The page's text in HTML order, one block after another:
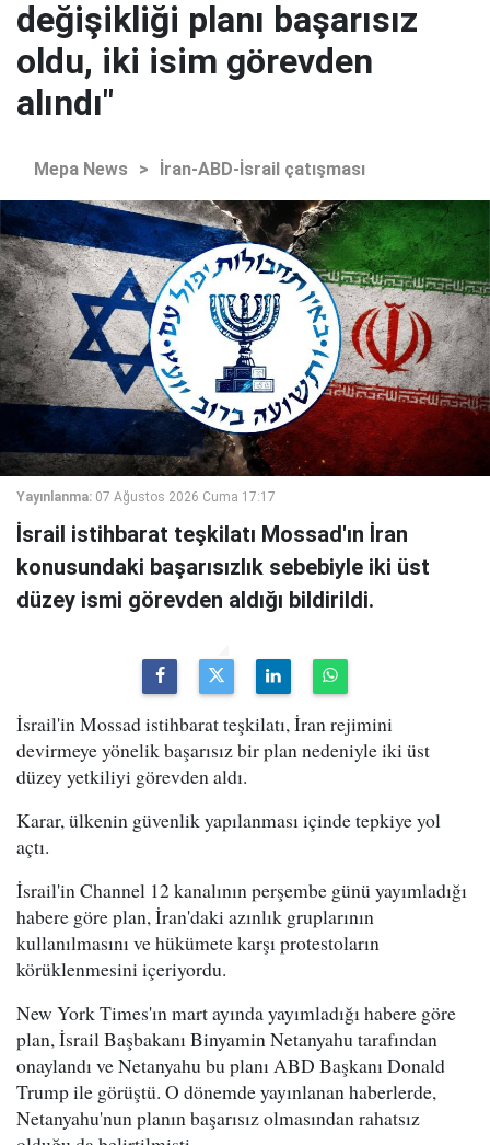
değişikliği planı başarısız
oldu, iki isim görevden
alındı"
Mepa News > İran-ABD-İsrail çatışması
Yayınlanma: 07 Ağustos 2026 Cuma 17:17
İsrail istihbarat teşkilatı Mossad'ın İran
konusundaki başarısızlık sebebiyle iki üst
düzey ismi görevden aldığı bildirildi.
İsrail'in Mossad istihbarat teşkilatı, İran rejimini
devirmeye yönelik başarısız bir plan nedeniyle iki üst
düzey yetkiliyi görevden aldı.
Karar, ülkenin güvenlik yapılanması içinde tepkiye yol
açtı.
İsrail'in Channel 12 kanalının perşembe günü yayımladığı
habere göre plan, İran'daki azınlık gruplarının
kullanılmasını ve hükümete karşı protestoların
körüklenmesini içeriyordu.
New York Times'ın mart ayında yayımladığı habere göre
plan, İsrail Başbakanı Binyamin Netanyahu tarafından
onaylandı ve Netanyahu bu planı ABD Başkanı Donald
Trump ile görüştü. O dönemde yayınlanan haberlerde,
Netanyahu'nun planın başarısız olmasından rahatsız